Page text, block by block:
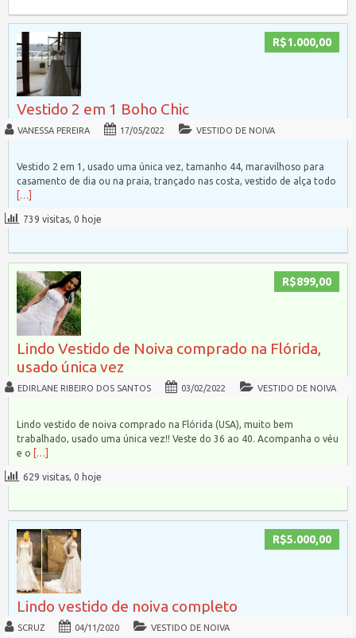
R$1.000,00
Vestido 2 em 1 Boho Chic
VANESSA PEREIRA 17/05/2022 VESTIDO DE NOIVA
Vestido 2 em 1, usado uma única vez, tamanho 44, maravilhoso para
casamento de dia ou na praia, trançado nas costa, vestido de alça todo
[…]
739 visitas, 0 hoje
R$899,00
Lindo Vestido de Noiva comprado na Flórida,
usado única vez
EDIRLANE RIBEIRO DOS SANTOS 03/02/2022 VESTIDO DE NOIVA
Lindo vestido de noiva comprado na Flórida (USA), muito bem
trabalhado, usado uma única vez!! Veste do 36 ao 40. Acompanha o véu
e o […]
629 visitas, 0 hoje
R$5.000,00
Lindo vestido de noiva completo
SCRUZ 04/11/2020 VESTIDO DE NOIVA